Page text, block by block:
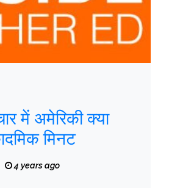
में अमेरिकी क्या
मिनट
4 years ago